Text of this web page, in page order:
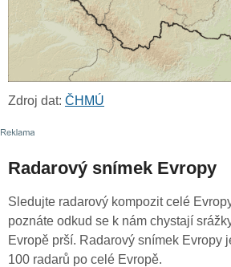
Zdroj dat: ČHMÚ
Radarový snímek Evropy
Sledujte radarový kompozit celé
poznáte odkud se k nám chystají
Evropě prší. Radarový snímek Evropy
100 radarů po celé Evropě.